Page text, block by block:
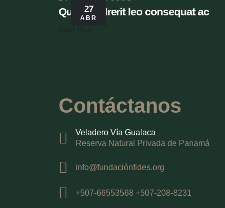
27
ABR
Quis hendrerit leo consequat ac
Contáctanos
Veladero Vía Gualaca​
Reserva Natural Privada de Panamá
info@fundaciónfides.org
+507-66553568 +507-208-8231